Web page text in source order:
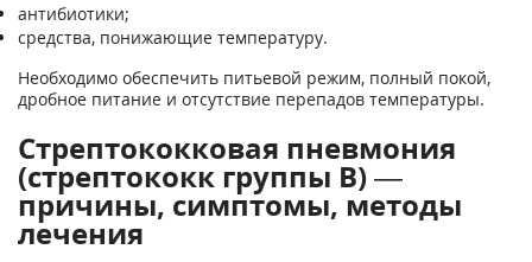
антибиотики;
средства, понижающие температуру.
Необходимо обеспечить питьевой режим, полный покой,
дробное питание и отсутствие перепадов температуры.
Стрептококковая пневмония
(стрептококк группы В) —
причины, симптомы, методы
лечения